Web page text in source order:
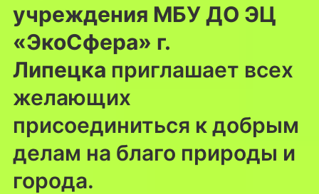
учреждения МБУ ДО ЭЦ
«ЭкоСфера» г.
Липецка приглашает всех
желающих
присоединиться к добрым
делам на благо природы и
города.